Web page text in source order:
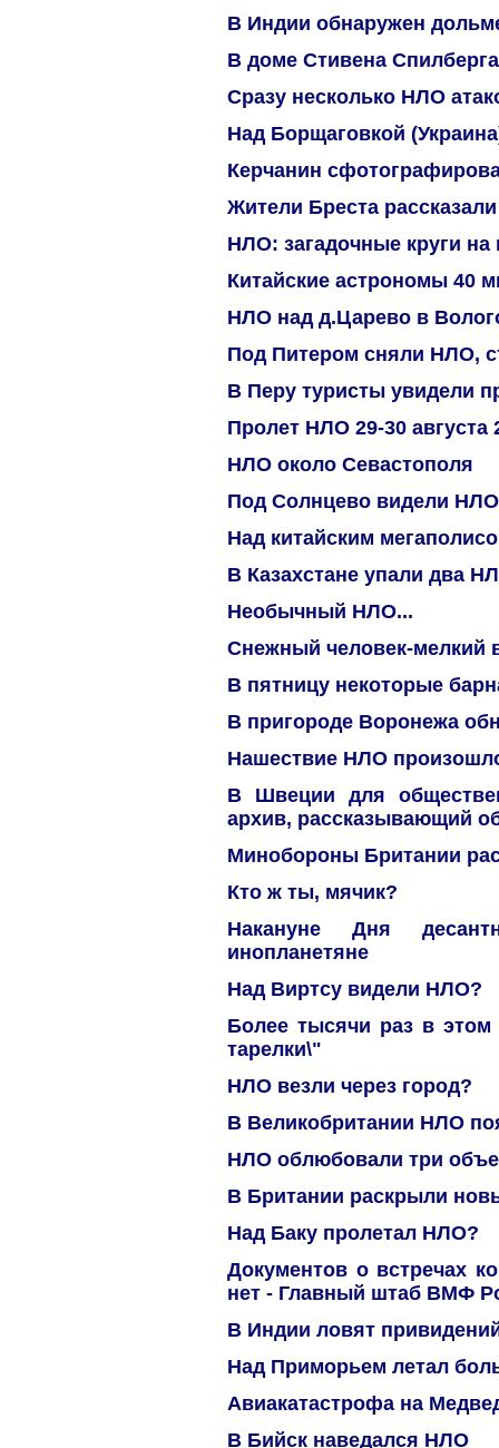
В Индии обнаружен
В доме Стивена
Сразу несколько НЛО
Над Борщаговкой
Керчанин
Жители Бреста
НЛО: загадочные круги на
Китайские астрономы 40
НЛО над д.Царево в
Под Питером сняли НЛО,
В Перу туристы увидели
Пролет НЛО 29-30 августа
НЛО около Севастополя
Под Солнцево видели НЛО
Над китайским
В Казахстане упали два
Необычный НЛО...
Снежный человек-мелкий
В пятницу некоторые
В пригороде Воронежа
Нашествие НЛО
В Швеции для
архив, рассказывающий
Минобороны Британии
Кто ж ты, мячик?
Накануне Дня
инопланетяне
Над Виртсу видели НЛО?
Более тысячи раз в
тарелки\"
НЛО везли через город?
В Великобритании НЛО
НЛО облюбовали три
В Британии раскрыли
Над Баку пролетал НЛО?
Документов о встречах
нет - Главный штаб ВМФ
В Индии ловят
Над Приморьем летал
Авиакатастрофа на
В Бийск наведался НЛО